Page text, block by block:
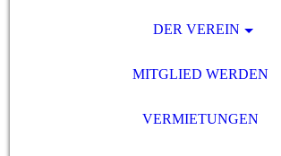
DER VEREIN
MITGLIED WERDEN
VERMIETUNGEN